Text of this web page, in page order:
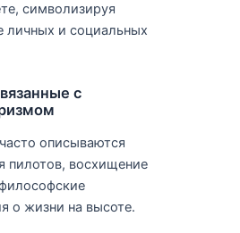
символизируя
личных и социальных
с
описываются
пилотов, восхищение
о жизни на высоте.